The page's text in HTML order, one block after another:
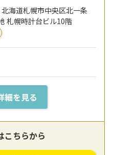
海道札幌市中央区北一条
札幌時計台ビル10階
細を見る
こちらから